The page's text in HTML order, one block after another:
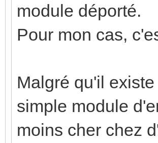
module déporté.
Pour mon cas,
Malgré qu'il
simple module
moins cher chez